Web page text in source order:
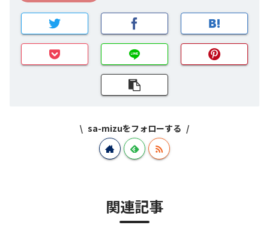
sa-mizuをフォローする
関連記事